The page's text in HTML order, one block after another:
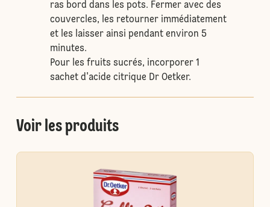
ras bord dans les pots. Fermer avec des
couvercles, les retourner immédiatement
et les laisser ainsi pendant environ 5
minutes.
Pour les fruits sucrés, incorporer 1
sachet d'acide citrique Dr Oetker.
Voir les produits